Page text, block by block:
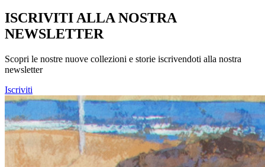
ISCRIVITI ALLA NOSTRA
NEWSLETTER
Scopri le nostre nuove collezioni e storie iscrivendoti alla nostra
newsletter
Iscriviti